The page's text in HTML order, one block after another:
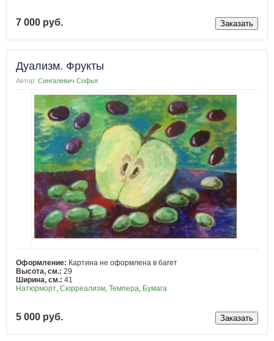
7 000 руб.
Дуализм. Фрукты
Автор: Сингалевич Софья
Оформление: Картина не оформлена в багет
Высота, см.: 29
Ширина, см.: 41
Натюрморт, Сюрреализм, Темпера, Бумага
5 000 руб.